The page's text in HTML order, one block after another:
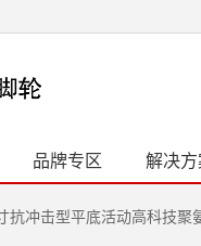
品牌专区 解决方
抗冲击型平底活动高科技